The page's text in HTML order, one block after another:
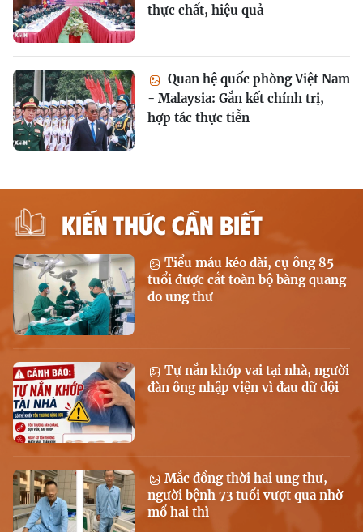
thực chất, hiệu quả
Quan hệ quốc phòng Việt Nam
- Malaysia: Gắn kết chính trị,
hợp tác thực tiễn
KIẾN THỨC CẦN BIẾT
Tiểu máu kéo dài, cụ ông 85
tuổi được cắt toàn bộ bàng quang
do ung thư
Tự nắn khớp vai tại nhà, người
đàn ông nhập viện vì đau dữ dội
Mắc đồng thời hai ung thư,
người bệnh 73 tuổi vượt qua nhờ
mổ hai thì